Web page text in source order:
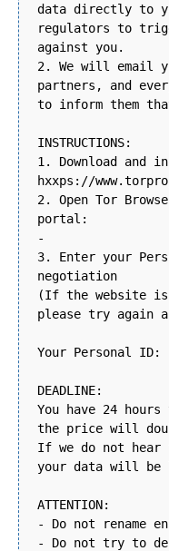
data directly to
regulators to
against you.
2. We will email
partners, and
to inform them
INSTRUCTIONS:
1. Download and
hxxps://
2. Open Tor
portal:
-
3. Enter your
negotiation
(If the website is
please try again
Your Personal ID:
DEADLINE:
You have 24
the price will
If we do not hear
your data will be
ATTENTION:
- Do not rename
- Do not try to